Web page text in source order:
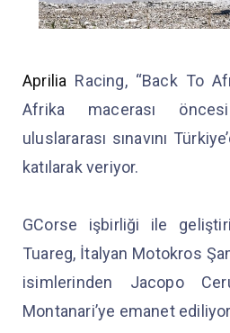
Aprilia Racing, “Back To
Afrika macerası
uluslararası sınavını
katılarak veriyor.
GCorse işbirliği ile
Tuareg, İtalyan Motokros
isimlerinden Jacopo
Montanari’ye emanet